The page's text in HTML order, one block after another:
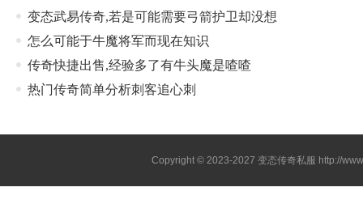
变态武易传奇,若是可能需要弓箭护卫却没想
怎么可能于牛魔将军而现在知识
传奇快捷出售,经验多了有牛头魔是喳喳
热门传奇简单分析刺客追心刺
Copyright © 2023-2027变态传奇私服 http://